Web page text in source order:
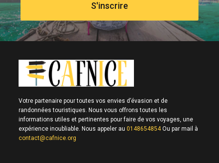
S'inscrire
Votre partenaire pour toutes vos envies d’évasion et de
randonnées touristiques. Nous vous offrons toutes les
informations utiles et pertinentes pour faire de vos voyages, une
expérience inoubliable. Nous appeler au 0148654854Ou par mail à
contact@cafnice.org